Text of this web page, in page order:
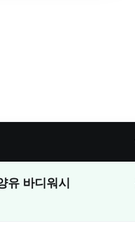
유 바디워시